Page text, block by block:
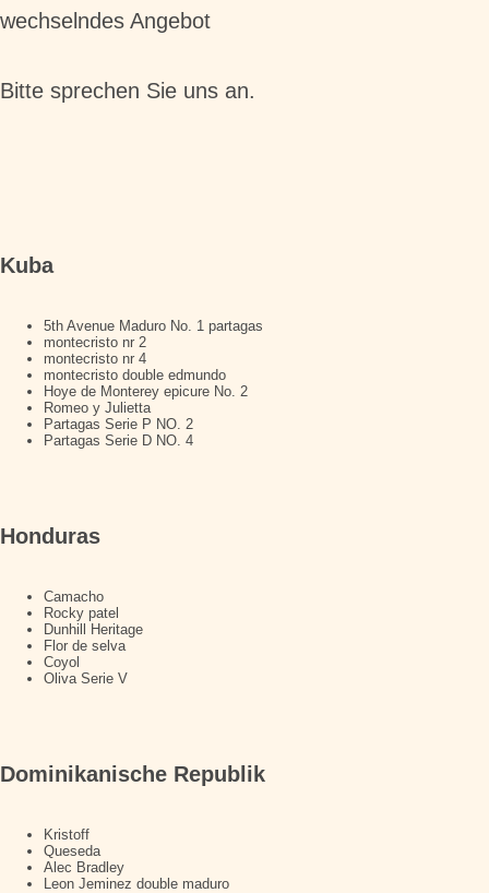
wechselndes Angebot
Bitte sprechen Sie uns an.
Kuba
5th Avenue Maduro No. 1 partagas
montecristo nr 2
montecristo nr 4
montecristo double edmundo
Hoye de Monterey epicure No. 2
Romeo y Julietta
Partagas Serie P NO. 2
Partagas Serie D NO. 4
Honduras
Camacho
Rocky patel
Dunhill Heritage
Flor de selva
Coyol
Oliva Serie V
Dominikanische Republik
Kristoff
Queseda
Alec Bradley
Leon Jeminez double maduro